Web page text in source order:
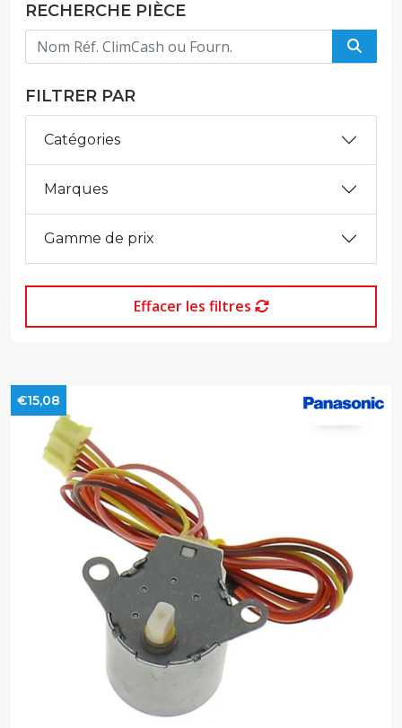
RECHERCHE PIÈCE
FILTRER PAR
Catégories
Marques
Gamme de prix
Effacer les filtres
€15,08